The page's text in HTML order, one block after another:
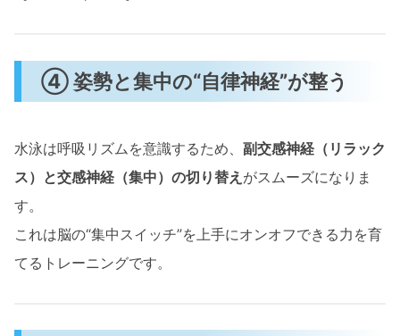
④ 姿勢と集中の“自律神経”が整う
水泳は呼吸リズムを意識するため、 副交感神経（リラック
ス）と交感神経（集中）の切り替え がスムーズになりま
す。
これは脳の“集中スイッチ”を上手にオンオフできる力を育
てるトレーニングです。